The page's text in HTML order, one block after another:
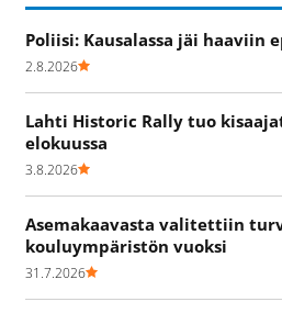
Poliisi: Kausalassa jäi
2.8.2026
Lahti Historic Rally tuo
elokuussa
3.8.2026
Asemakaavasta valitettiin
kouluympäristön vuoksi
31.7.2026